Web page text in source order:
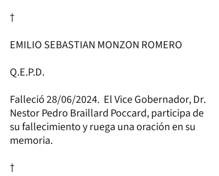
†
EMILIO SEBASTIAN MONZON ROMERO
Q.E.P.D.
Falleció 28/06/2024. El Vice Gobernador, Dr.
Nestor Pedro Braillard Poccard, participa de
su fallecimiento y ruega una oración en su
memoria.
†